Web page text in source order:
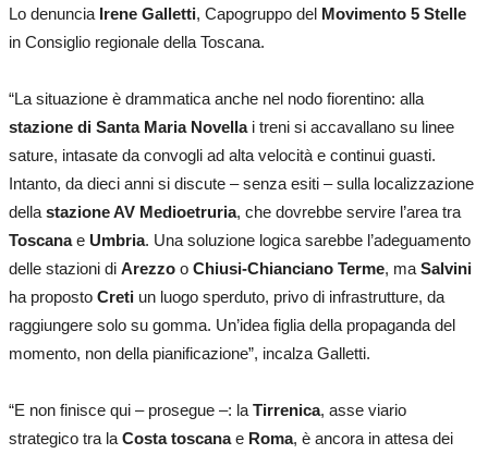
Lo denuncia Irene Galletti, Capogruppo del Movimento 5 Stelle
in Consiglio regionale della Toscana.
“La situazione è drammatica anche nel nodo fiorentino: alla
stazione di Santa Maria Novellai treni si accavallano su linee
sature, intasate da convogli ad alta velocità e continui guasti.
Intanto, da dieci anni si discute – senza esiti – sulla localizzazione
della stazione AV Medioetruria, che dovrebbe servire l’area tra
Toscanae Umbria. Una soluzione logica sarebbe l’adeguamento
delle stazioni di Arezzo o Chiusi-Chianciano Terme, ma Salvini
ha proposto Creti un luogo sperduto, privo di infrastrutture, da
raggiungere solo su gomma. Un’idea figlia della propaganda del
momento, non della pianificazione”, incalza Galletti.
“E non finisce qui – prosegue –: la Tirrenica, asse viario
strategico tra la Costa toscanae Roma, è ancora in attesa dei